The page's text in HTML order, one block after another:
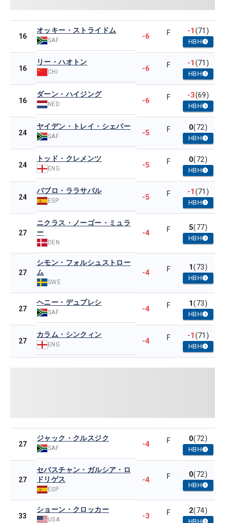
16
オッキー・ストライドム
SAF -6 F -1(71)
HBH
16
リー・ハオトン
CHI -6 F -1(71)
HBH
16
ダーン・ハイジング
NED -6 F -3(69)
HBH
24
ヤイデン・トレイ・シェパー
SAF -5 F 0(72)
HBH
24
トッド・クレメンツ
ENG -5 F 0(72)
HBH
24
パブロ・ララサバル
ESP -5 F -1(71)
HBH
27
ニクラス・ノーゴー・ミュラ
ー
DEN
-4 F 5(77)
HBH
27
シモン・フォルシュストロー
ム
SWE
-4 F 1(73)
HBH
27
ヘニー・デュプレシ
SAF -4 F 1(73)
HBH
27
カラム・シンクィン
ENG -4 F -1(71)
HBH
27
ジャック・クルスジク
SAF -4 F 0(72)
HBH
27
セバスチャン・ガルシア・ロ
ドリゲス
ESP
-4 F 0(72)
HBH
33
ショーン・クロッカー
USA -3 F 2(74)
HBH